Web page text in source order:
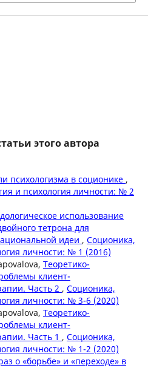
этого автора
психологизма в соционике ,
и психология личности: № 2
использование
тетрона для
идеи , Соционика,
личности: № 1 (2016)
Теоретико-
клиент-
Часть 2 , Соционика,
личности: № 3-6 (2020)
Теоретико-
клиент-
Часть 1 , Соционика,
личности: № 1-2 (2020)
о «борьбе» и «переходе» в